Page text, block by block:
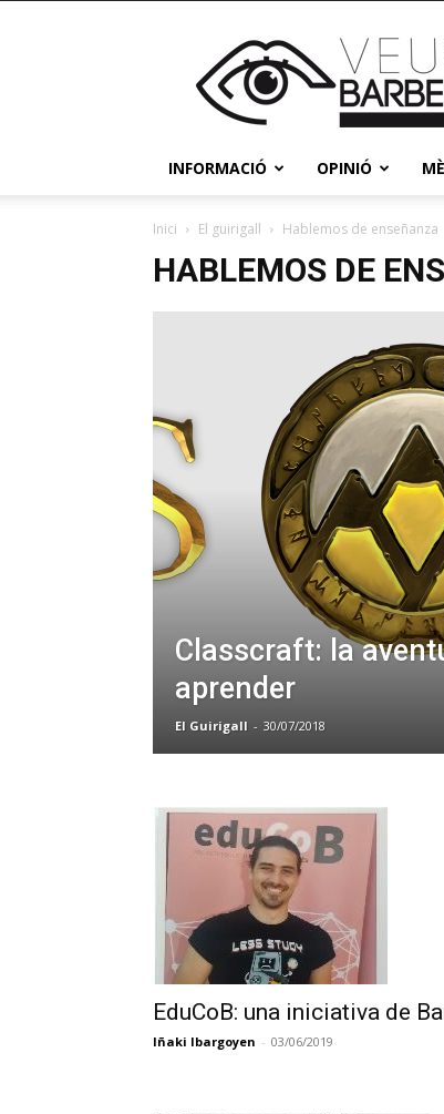
Veus
Barberà
INFORMACIÓ OPINIÓ
Inici El guirigall Hablemos de enseñanza
HABLEMOS DE
Classcraft: la
aprender
El Guirigall - 30/07/2018
EduCoB: una iniciativa de
Iñaki Ibargoyen - 03/06/2019